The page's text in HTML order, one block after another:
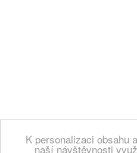
K personalizaci obsahu
naší návštěvnosti